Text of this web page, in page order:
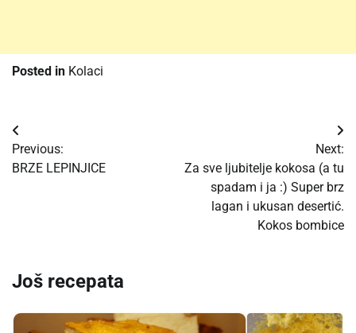
Posted in Kolaci
Post
navigation
Previous:
BRZE LEPINJICE
Next:
Za sve ljubitelje kokosa (a tu
spadam i ja :) Super brz
lagan i ukusan desertić.
Kokos bombice
Još recepata